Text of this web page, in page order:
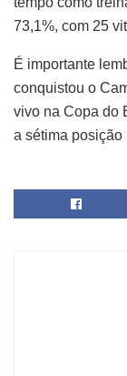
73,1%, com 25
É importante
conquistou o
vivo na Copa do
a sétima posição